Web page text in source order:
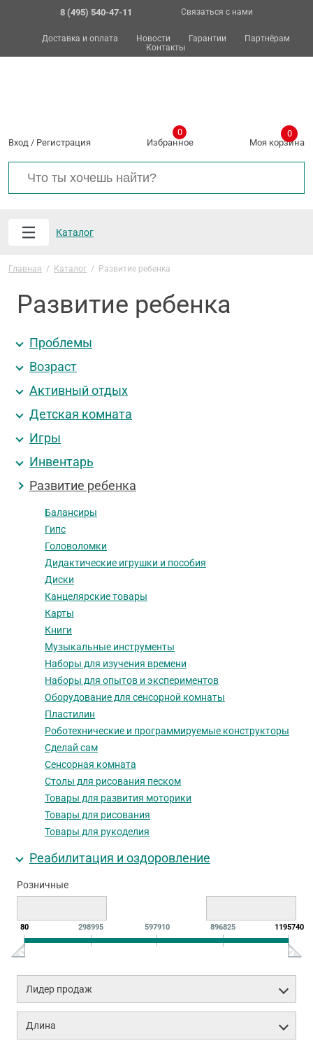
8 (495) 540-47-11 Связаться с нами
Доставка и оплата Новости Гарантии
Партнёрам
Контакты
Вход / Регистрация Избранное
0
Моя корзина
0
Каталог
Главная / Каталог / Развитие ребенка
Развитие ребенка
Проблемы
Возраст
Активный отдых
Детская комната
Игры
Инвентарь
Развитие ребенка
Балансиры
Гипс
Головоломки
Дидактические игрушки и пособия
Диски
Канцелярские товары
Карты
Книги
Музыкальные инструменты
Наборы для изучения времени
Наборы для опытов и экспериментов
Оборудование для сенсорной комнаты
Пластилин
Роботехнические и программируемые конструкторы
Сделай сам
Сенсорная комната
Столы для рисования песком
Товары для развития моторики
Товары для рисования
Товары для рукоделия
Реабилитация и оздоровление
Розничные
80 298995 597910 896825 1195740
Лидер продаж
Длина